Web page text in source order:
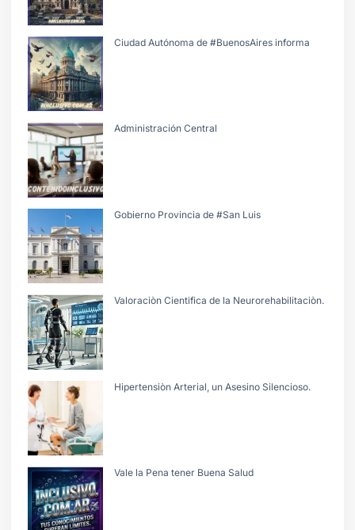
Ciudad Autónoma de #BuenosAires informa
Administración Central
Gobierno Provincia de #San Luis
Valoraciòn Cientifica de la Neurorehabilitaciòn.
Hipertensiòn Arterial, un Asesino Silencioso.
Vale la Pena tener Buena Salud